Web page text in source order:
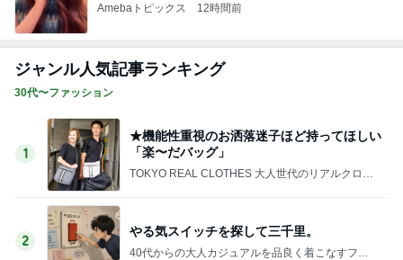
Amebaトピックス 12時間前
ジャンル人気記事ランキング
30代〜ファッション
1
★機能性重視のお洒落迷子ほど持ってほしい
「楽〜だバッグ」
TOKYO REAL CLOTHES 大人世代のリアルクロー
2
やる気スイッチを探して三千里。
40代からの大人カジュアルを品良く着こなすファ